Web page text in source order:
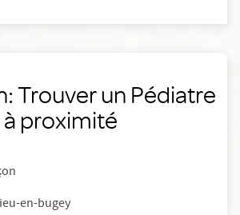
Trouver un Pédiatre
à proximité
en-bugey